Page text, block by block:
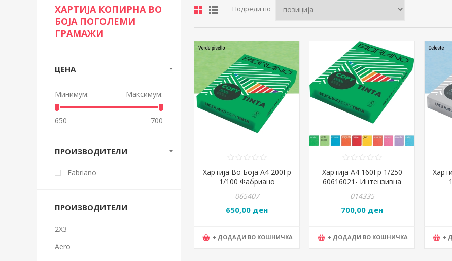
Подреди по
Хартија Во Боја А4 200Гр
1/100 Фабриано
Интензивно Св.Зелена
VERDE PIS 65821297
065407
650,00 ден
+ ДОДАДИ ВО КОШНИЧКА
Хартија А4 160Гр 1/250
60616021- Интензивна
Боја жолта Giallo
014335
700,00 ден
+ ДОДАДИ ВО КОШНИЧКА +
ХАРТИЈА КОПИРНА ВО
БОЈА ПОГОЛЕМИ
ГРАМАЖИ
ЦЕНА
Минимум: Максимум:
650 700
ПРОИЗВОДИТЕЛИ
Fabriano
ПРОИЗВОДИТЕЛИ
2X3
Aero